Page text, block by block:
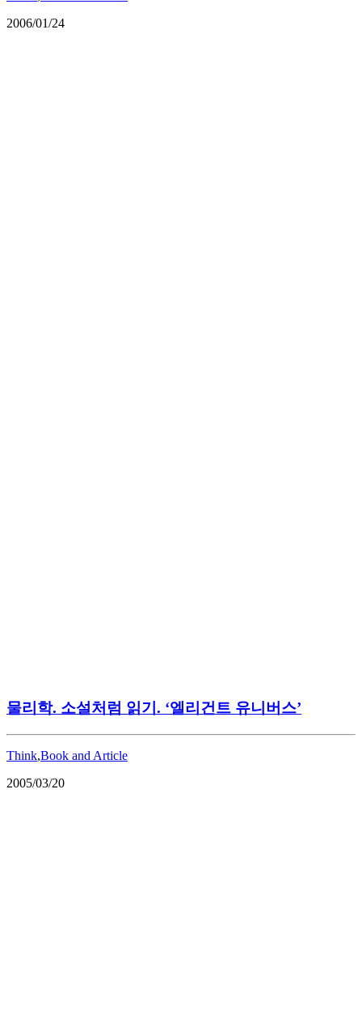
2006/01/24
물리학. 소설처럼 읽기. ‘엘리건트 유니버스’
Think,Book and Article
2005/03/20